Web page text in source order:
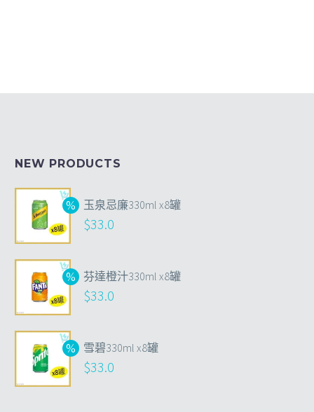
NEW PRODUCTS
玉泉忌廉330ml x8罐
$33.0
芬達橙汁330ml x8罐
$33.0
雪碧330ml x8罐
$33.0